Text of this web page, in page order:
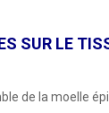
SUR LE
de la moelle